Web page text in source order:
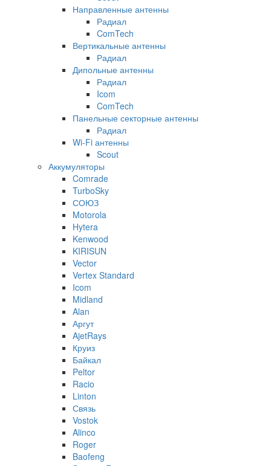
Направленные антенны
Радиал
ComTech
Вертикальные антенны
Радиал
Дипольные антенны
Радиал
Icom
ComTech
Панельные секторные антенны
Радиал
Wi-Fi антенны
Scout
Аккумуляторы
Comrade
TurboSky
СОЮЗ
Motorola
Hytera
Kenwood
KIRISUN
Vector
Vertex Standard
Icom
Midland
Alan
Аргут
AjetRays
Круиз
Байкал
Peltor
Racio
Linton
Связь
Vostok
Alinco
Roger
Baofeng